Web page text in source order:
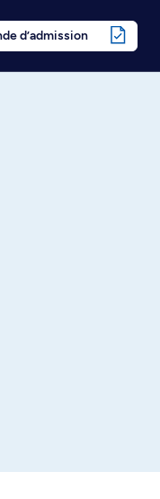
d’admission